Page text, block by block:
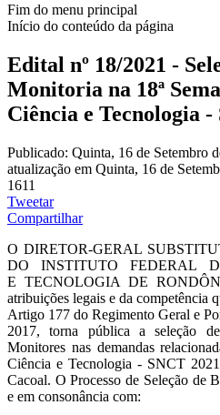
Fim do menu principal
Início do conteúdo da página
Edital nº 18/2021 -
Monitoria na 18ª
Ciência e Tecnologia -
Publicado: Quinta, 16 de Setembro
atualização em Quinta, 16 de
1611
Tweetar
Compartilhar
O DIRETOR-GERAL
DO INSTITUTO FEDERAL
E TECNOLOGIA DE
atribuições legais e da competência
Artigo 177 do Regimento Geral e
2017, torna pública a seleção
Monitores nas demandas
Ciência e Tecnologia - SNCT
Cacoal. O Processo de Seleção de
e em consonância com: